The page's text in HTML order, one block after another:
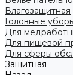
Влагозащитная
Головные
Для
Для пищевой
Для сферы
Защитная